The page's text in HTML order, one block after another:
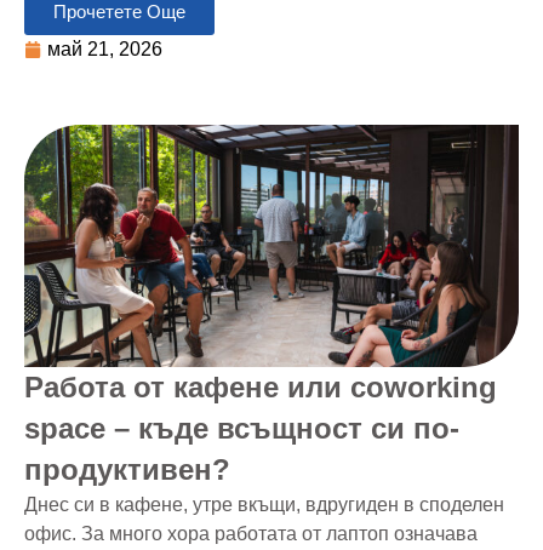
Прочетете Още
май 21, 2026
Работа от кафене или coworking
space – къде всъщност си по-
продуктивен?
Днес си в кафене, утре вкъщи, вдругиден в споделен
офис. За много хора работата от лаптоп означава